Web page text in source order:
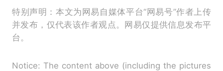
特别声明：本文为网易自媒体平台“网易号”作者上传
并发布，仅代表该作者观点。网易仅提供信息发布平
台。
Notice: The content above (including the pictures